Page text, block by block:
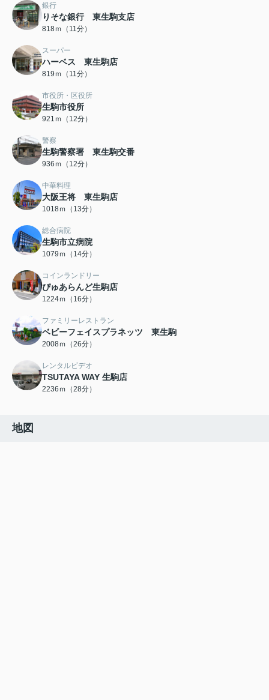
銀行
りそな銀行 東生駒支店
818ｍ（11分）
スーパー
ハーベス 東生駒店
819ｍ（11分）
市役所・区役所
生駒市役所
921ｍ（12分）
警察
生駒警察署 東生駒交番
936ｍ（12分）
中華料理
大阪王将 東生駒店
1018ｍ（13分）
総合病院
生駒市立病院
1079ｍ（14分）
コインランドリー
ぴゅあらんど生駒店
1224ｍ（16分）
ファミリーレストラン
ベビーフェイスプラネッツ 東生駒
2008ｍ（26分）
レンタルビデオ
TSUTAYA WAY 生駒店
2236ｍ（28分）
地図